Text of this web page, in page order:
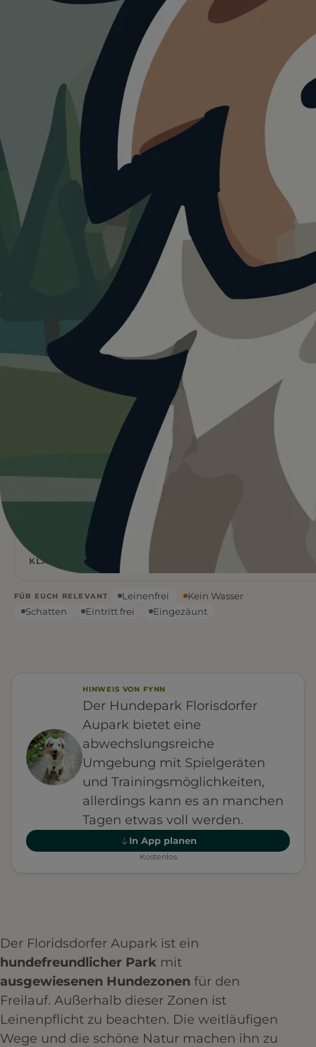
Visualisierung · KI
HUNDEAUSLAUF
Hundepark
Florisdorfer Aupark
Heute ist ein guter Tagfür
Hundepark Florisdorfer Aupark.
26°C und sonnig. Schatten ist vorhanden, aber kein
Wasser vor Ort. Nehmt genug mit.
OpenWeatherMap
KLARER HIMMEL
FÜR EUCH RELEVANT Leinenfrei
Kein Wasser
Schatten
Eintritt frei Eingezäunt
HINWEIS VON FYNN
Der Hundepark Florisdorfer
Aupark bietet eine
abwechslungsreiche
Umgebung mit Spielgeräten
und Trainingsmöglichkeiten,
allerdings kann es an manchen
Tagen etwas voll werden.
In App planen
Kostenlos
Der Floridsdorfer Aupark ist ein
hundefreundlicher Park mit
ausgewiesenen Hundezonen für den
Freilauf. Außerhalb dieser Zonen ist
Leinenpflicht zu beachten. Die weitläufigen
Wege und die schöne Natur machen ihn zu